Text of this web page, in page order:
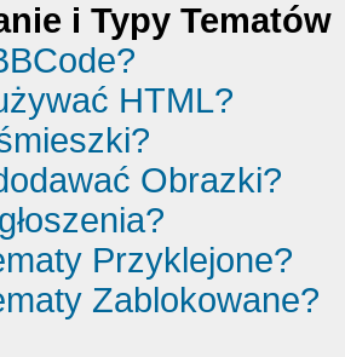
i Typy Tematów
HTML?
Obrazki?
Przyklejone?
Zablokowane?